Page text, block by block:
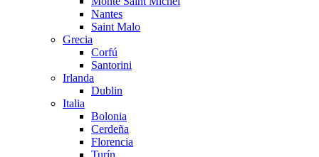
Nantes
Saint Malo
Grecia
Corfú
Santorini
Irlanda
Dublin
Italia
Bolonia
Cerdeña
Florencia
Turín